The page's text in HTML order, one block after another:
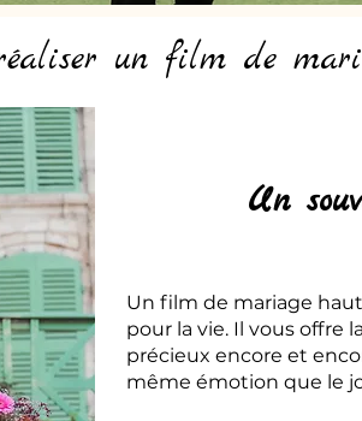
un film de
Un
Un film de mariage
pour la vie. Il vous offre
précieux encore et
même émotion que le